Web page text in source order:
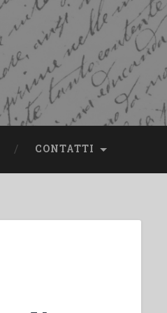
CONTATTI